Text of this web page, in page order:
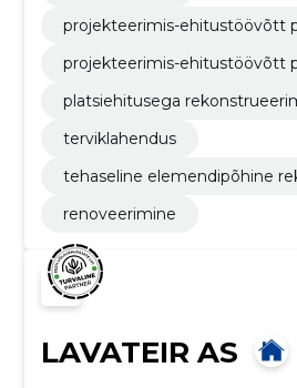
projekteerimis-ehitustöövõtt
projekteerimis-ehitustöövõtt
platsiehitusega
terviklahendus
tehaseline elemendipõhine
renoveerimine
LAVATEIR AS